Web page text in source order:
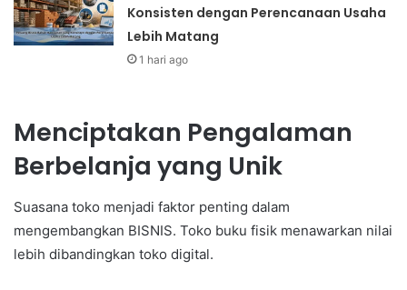
Konsisten dengan Perencanaan Usaha
Lebih Matang
1 hari ago
Menciptakan Pengalaman
Berbelanja yang Unik
Suasana toko menjadi faktor penting dalam
mengembangkan BISNIS. Toko buku fisik menawarkan nilai
lebih dibandingkan toko digital.